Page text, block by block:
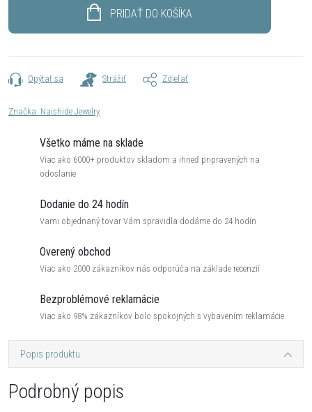
PRIDAŤ DO KOŠÍKA
Opýtať sa Strážiť Zdieľať
Značka: Naishide Jewelry
Všetko máme na sklade
Viac ako 6000+ produktov skladom a ihneď pripravených na
odoslanie
Dodanie do 24 hodín
Vami objednaný tovar Vám spravidla dodáme do 24 hodín
Overený obchod
Viac ako 2000 zákazníkov nás odporúča na základe recenzií
Bezproblémové reklamácie
Viac ako 98% zákazníkov bolo spokojných s vybavením reklamácie
Popis produktu
Podrobný popis